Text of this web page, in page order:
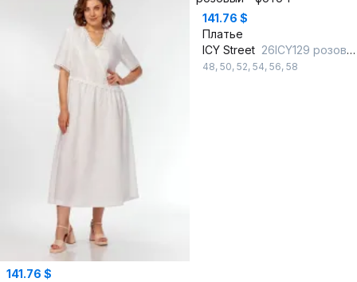
141.76 $
141.76 $
Платье
ICY Street 26ICY129 розовый
48, 50, 52, 54, 56, 58